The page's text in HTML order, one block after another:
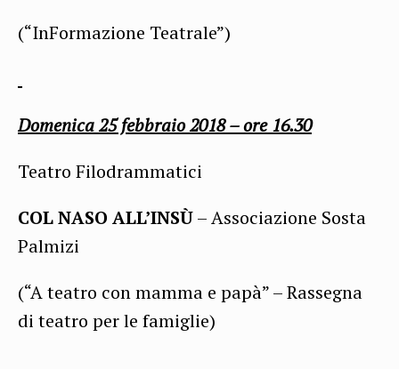
(“InFormazione Teatrale”)
Domenica25 febbraio 2018– ore 16.30
Teatro Filodrammatici
COL NASO ALL’INSÙ– Associazione Sosta
Palmizi
(“A teatro con mamma e papà” – Rassegna
di teatro per le famiglie)